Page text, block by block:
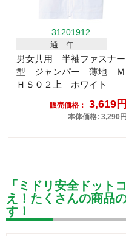
31201912
通 年
男女共用 半袖ファスナー
型 ジャンパー 薄地 Ｍ
ＨＳ０２上 ホワイト
販売価格： 3,619円
本体価格: 3,290円
「ミドリ安全ドット
え！たくさんの商品
す！